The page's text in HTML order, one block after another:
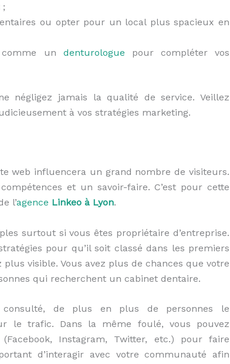
;
ou opter pour un local plus spacieux en
comme un denturologue pour compléter vos
négligez jamais la qualité de service. Veillez
à vos stratégies marketing.
web influencera un grand nombre devisiteurs.
et un savoir-faire. C’est pour cette
l’agence Linkeo à Lyon.
surtout si vous êtes propriétaire d’entreprise.
pour qu’il soit classé dans les premiers
visible. Vous avez plus de chances que votre
qui recherchent un cabinet dentaire.
de plus en plus de personnes le
le trafic. Dans la même foulé, vous pouvez
Instagram, Twitter, etc.) pour faire
d’interagir avec votre communauté afin